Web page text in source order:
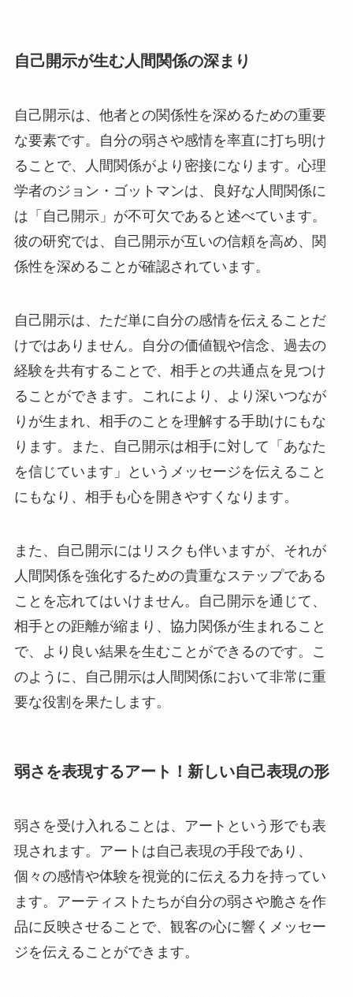
自己開示が生む人間関係の深まり
自己開示は、他者との関係性を深めるための重要
な要素です。自分の弱さや感情を率直に打ち明け
ることで、人間関係がより密接になります。心理
学者のジョン・ゴットマンは、良好な人間関係に
は「自己開示」が不可欠であると述べています。
彼の研究では、自己開示が互いの信頼を高め、関
係性を深めることが確認されています。
自己開示は、ただ単に自分の感情を伝えることだ
けではありません。自分の価値観や信念、過去の
経験を共有することで、相手との共通点を見つけ
ることができます。これにより、より深いつなが
りが生まれ、相手のことを理解する手助けにもな
ります。また、自己開示は相手に対して「あなた
を信じています」というメッセージを伝えること
にもなり、相手も心を開きやすくなります。
また、自己開示にはリスクも伴いますが、それが
人間関係を強化するための貴重なステップである
ことを忘れてはいけません。自己開示を通じて、
相手との距離が縮まり、協力関係が生まれること
で、より良い結果を生むことができるのです。こ
のように、自己開示は人間関係において非常に重
要な役割を果たします。
弱さを表現するアート！新しい自己表現の形
弱さを受け入れることは、アートという形でも表
現されます。アートは自己表現の手段であり、
個々の感情や体験を視覚的に伝える力を持ってい
ます。アーティストたちが自分の弱さや脆さを作
品に反映させることで、観客の心に響くメッセー
ジを伝えることができます。